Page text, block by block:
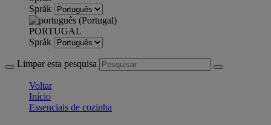
Språk
PORTUGAL
Språk
Limpar esta pesquisa
Voltar
Início
Essenciais de cozinha